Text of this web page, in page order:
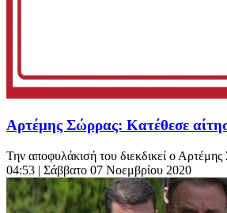
Αρτέμης Σώρρας: Κατέθεσε
Την αποφυλάκισή του διεκδικεί ο
04:53 | Σάββατο 07 Νοεμβρίου 2020